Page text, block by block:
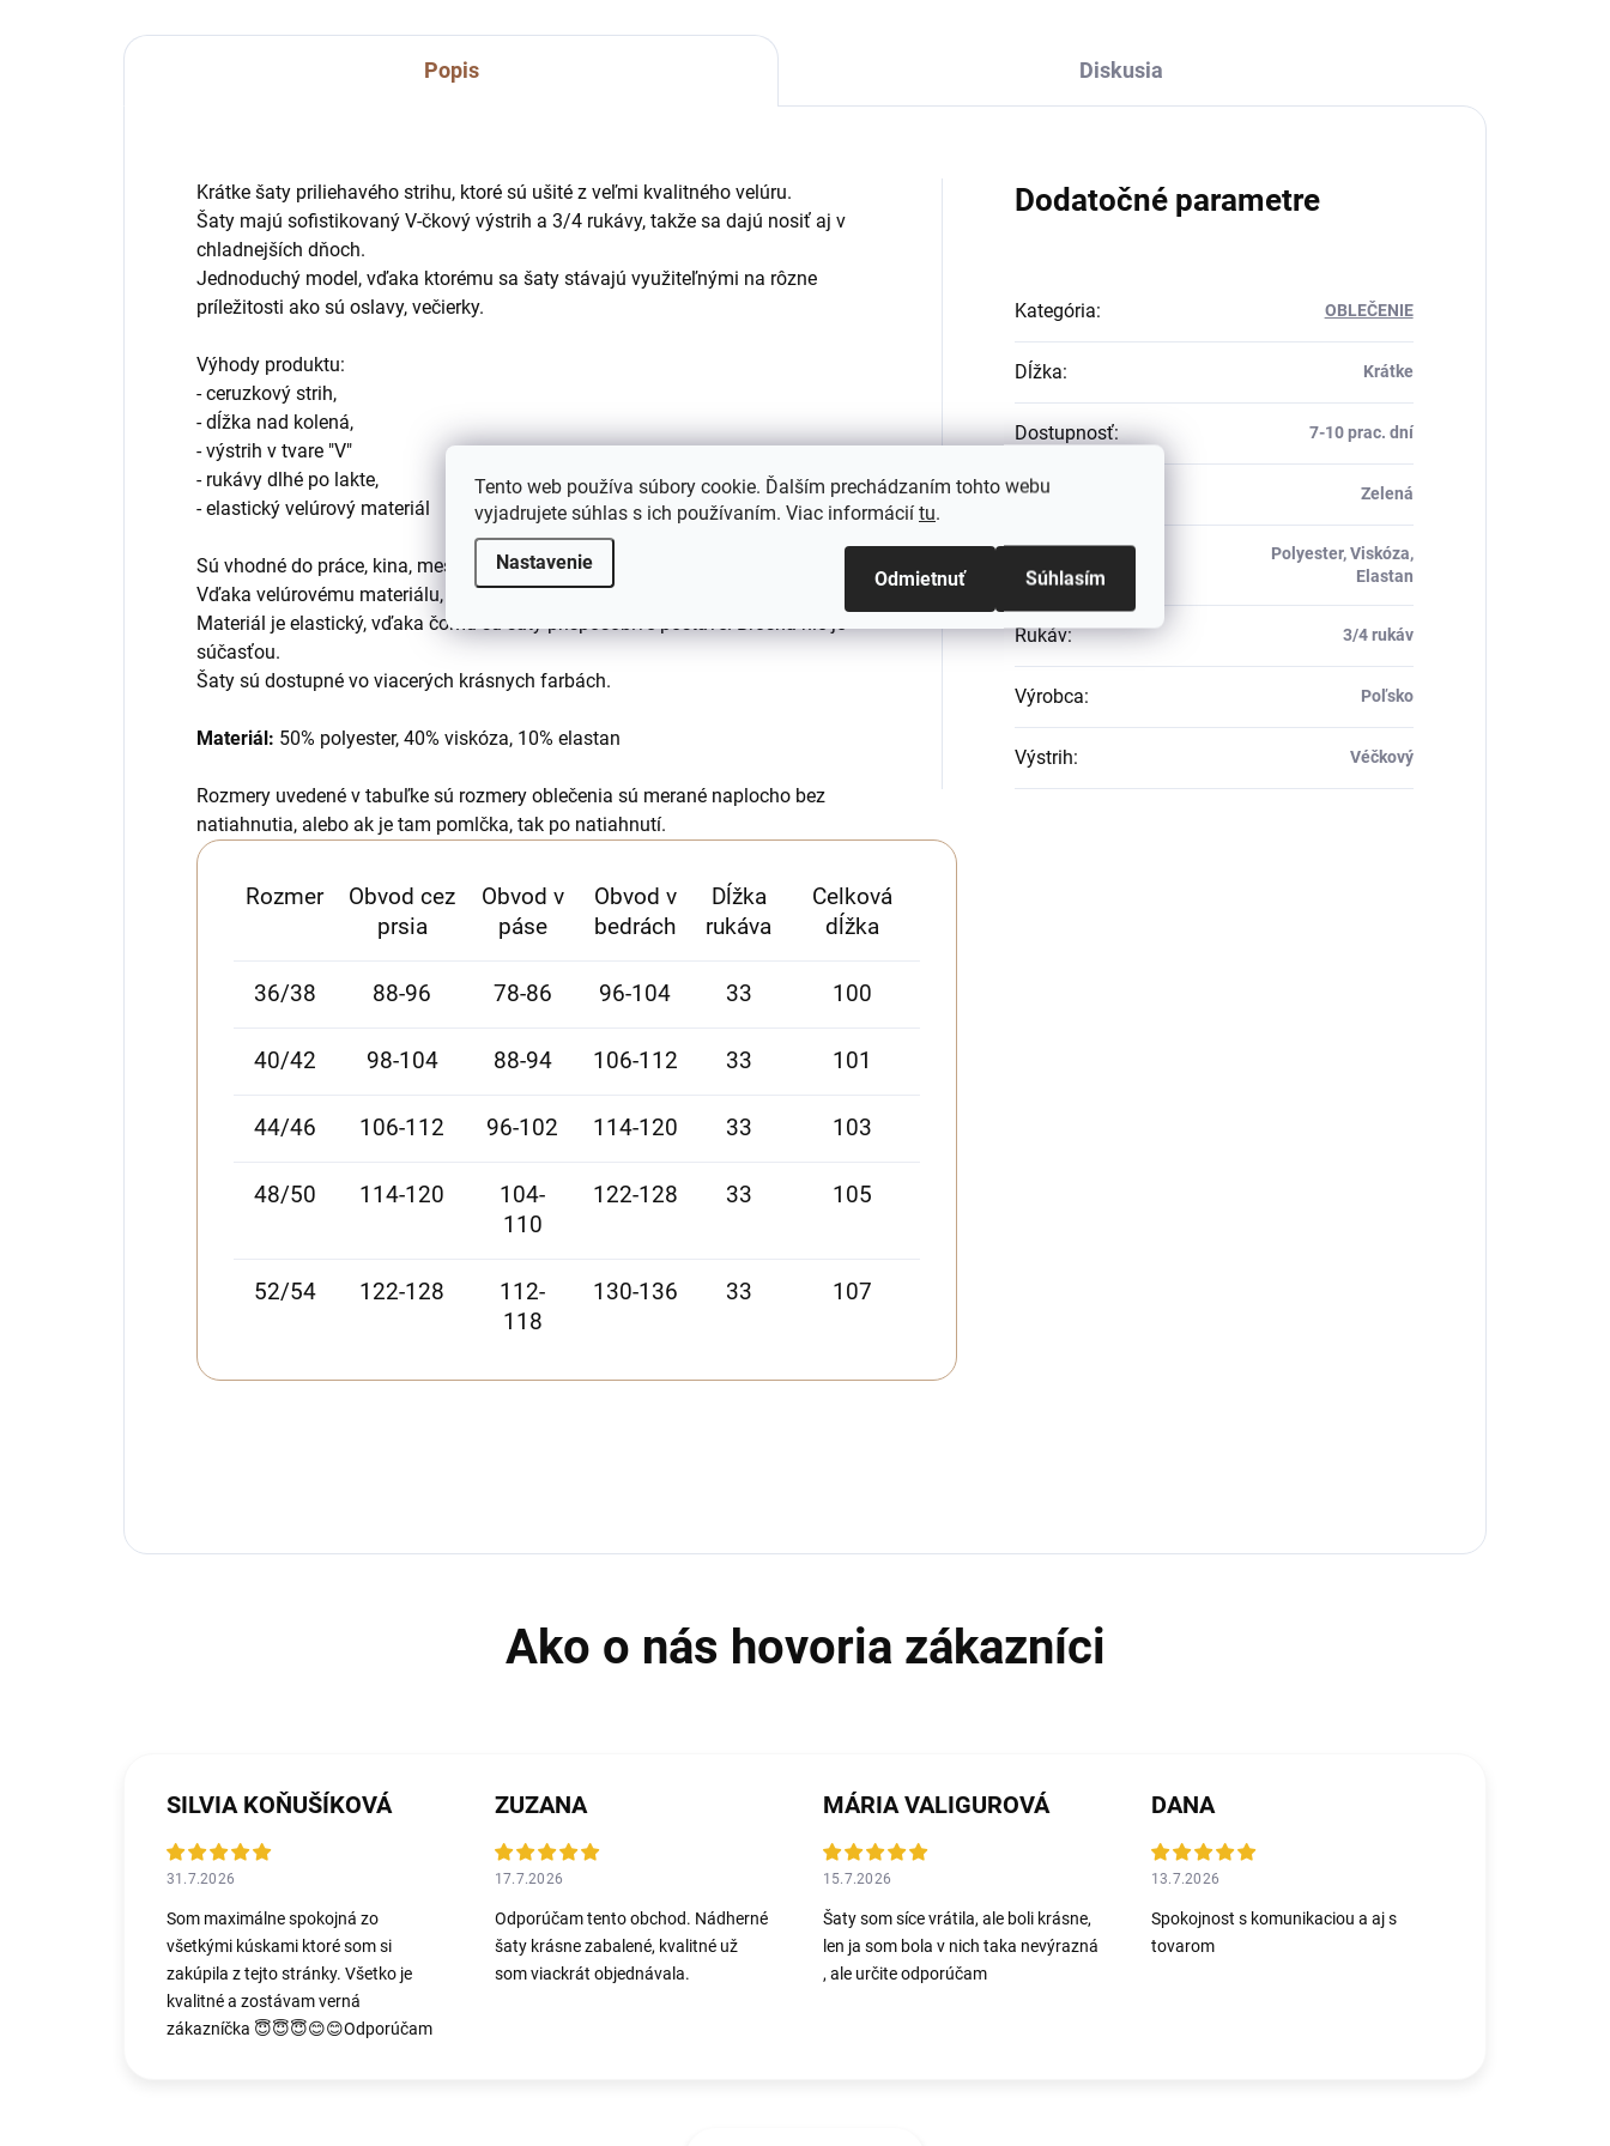
Tento web používa súbory cookie. Ďalším prechádzaním tohto webu
vyjadrujete súhlas s ich používaním. Viac informácií tu.
Nastavenie
Odmietnuť Súhlasím
Popis Diskusia
Krátke šaty priliehavého strihu, ktoré sú ušité z veľmi kvalitného velúru.
Šaty majú sofistikovaný V-čkový výstrih a 3/4 rukávy, takže sa dajú nosiť aj v
chladnejších dňoch.
Jednoduchý model, vďaka ktorému sa šaty stávajú využiteľnými na rôzne
príležitosti ako sú oslavy, večierky.
Výhody produktu:
- ceruzkový strih,
- dĺžka nad kolená,
- výstrih v tvare "V"
- rukávy dlhé po lakte,
- elastický velúrový materiál
Sú vhodné do práce, kina, mesta ale aj na každodenné nosenie.
Vďaka velúrovému materiálu, z ktorého sú vyrobené, sa veľmi príjemne nosia.
Materiál je elastický, vďaka čomu sú šaty prispôsobivé postave. Brošňa nie je
súčasťou.
Šaty sú dostupné vo viacerých krásnych farbách.
Materiál: 50% polyester, 40% viskóza, 10% elastan
Rozmery uvedené v tabuľke sú rozmery oblečenia sú merané naplocho bez
natiahnutia, alebo ak je tam pomlčka, tak po natiahnutí.
Rozmer
Obvod cez
prsia
Obvod v
páse
Obvod v
bedrách
Dĺžka
rukáva
Celková
dĺžka
36/38 88-96 78-86 96-104 33 100
40/42 98-104 88-94 106-112 33 101
44/46 106-112 96-102 114-120 33 103
48/50 114-120
104-
110
122-128 33 105
52/54 122-128
112-
118
130-136 33 107
Dodatočné parametre
Kategória: OBLEČENIE
Dĺžka: Krátke
Dostupnosť: 7-10 prac. dní
Farba Zelená
Polyester, Viskóza,
Elastan
Rukáv: 3/4 rukáv
Výrobca: Poľsko
Výstrih: Véčkový
SILVIA KOŇUŠÍKOVÁ
31.7.2026
Som maximálne spokojná zo
všetkými kúskami ktoré som si
zakúpila z tejto stránky. Všetko je
kvalitné a zostávam verná
zákazníčka 😇😇😇😊😊Odporúčam
ZUZANA
17.7.2026
Odporúčam tento obchod. Nádherné
šaty krásne zabalené, kvalitné už
som viackrát objednávala.
MÁRIA VALIGUROVÁ
15.7.2026
Šaty som síce vrátila, ale boli krásne,
len ja som bola v nich taka nevýrazná
, ale určite odporúčam
DANA
13.7.2026
Spokojnost s komunikaciou a aj s
tovarom